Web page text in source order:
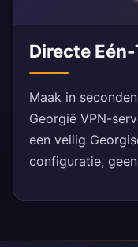
Directe
Maak in
Georgië VPN-
een veilig
configuratie,